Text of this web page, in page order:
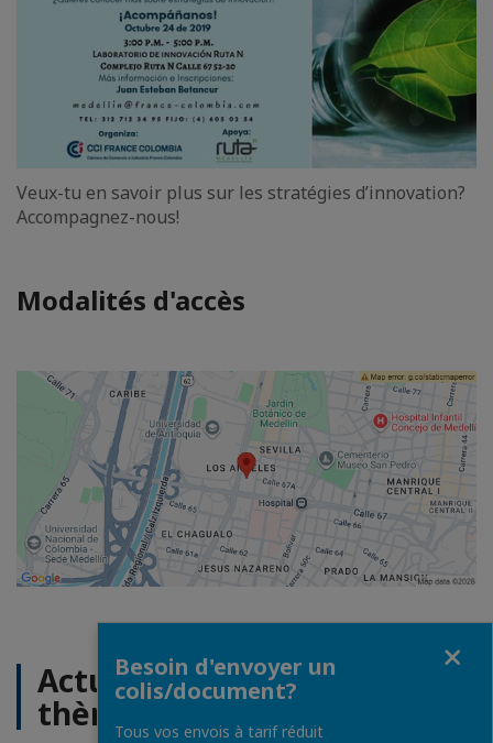
Veux-tu en savoir plus sur les stratégies d’innovation?
Accompagnez-nous!
Modalités d'accès
Actualités sur le même
thème
Besoin d'envoyer un
colis/document?
Tous vos envois à tarif réduit